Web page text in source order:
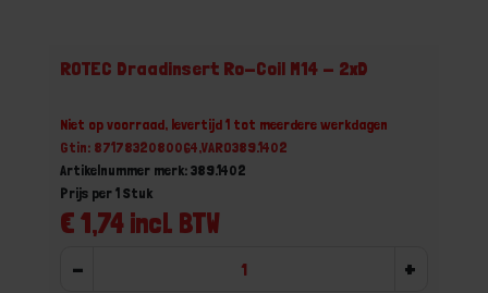
ROTEC Draadinsert Ro-Coil M14 - 2xD
Niet op voorraad, levertijd 1 tot meerdere werkdagen
Gtin: 8717832080064,VARO389.1402
Artikelnummer merk: 389.1402
€ 1,74 incl. BTW
Prijs per 1 Stuk
- +